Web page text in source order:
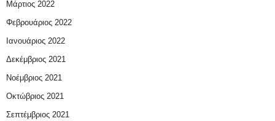
Μάρτιος 2022
Φεβρουάριος 2022
Ιανουάριος 2022
Δεκέμβριος 2021
Νοέμβριος 2021
Οκτώβριος 2021
Σεπτέμβριος 2021